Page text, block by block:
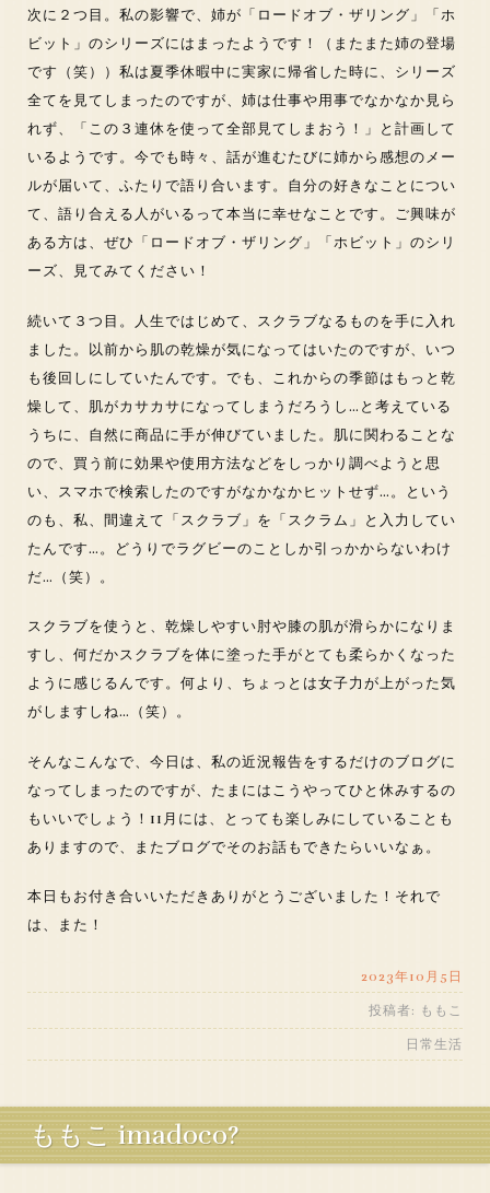
次に２つ目。私の影響で、姉が「ロードオブ・ザリング」「ホ
ビット」のシリーズにはまったようです！（またまた姉の登場
です（笑））私は夏季休暇中に実家に帰省した時に、シリーズ
全てを見てしまったのですが、姉は仕事や用事でなかなか見ら
れず、「この３連休を使って全部見てしまおう！」と計画して
いるようです。今でも時々、話が進むたびに姉から感想のメー
ルが届いて、ふたりで語り合います。自分の好きなことについ
て、語り合える人がいるって本当に幸せなことです。ご興味が
ある方は、ぜひ「ロードオブ・ザリング」「ホビット」のシリ
ーズ、見てみてください！
続いて３つ目。人生ではじめて、スクラブなるものを手に入れ
ました。以前から肌の乾燥が気になってはいたのですが、いつ
も後回しにしていたんです。でも、これからの季節はもっと乾
燥して、肌がカサカサになってしまうだろうし…と考えている
うちに、自然に商品に手が伸びていました。肌に関わることな
ので、買う前に効果や使用方法などをしっかり調べようと思
い、スマホで検索したのですがなかなかヒットせず…。という
のも、私、間違えて「スクラブ」を「スクラム」と入力してい
たんです…。どうりでラグビーのことしか引っかからないわけ
だ…（笑）。
スクラブを使うと、乾燥しやすい肘や膝の肌が滑らかになりま
すし、何だかスクラブを体に塗った手がとても柔らかくなった
ように感じるんです。何より、ちょっとは女子力が上がった気
がしますしね…（笑）。
そんなこんなで、今日は、私の近況報告をするだけのブログに
なってしまったのですが、たまにはこうやってひと休みするの
もいいでしょう！11月には、とっても楽しみにしていることも
ありますので、またブログでそのお話もできたらいいなぁ。
本日もお付き合いいただきありがとうございました！それで
は、また！
2023年10月5日
投稿者: ももこ
日常生活
ももこ imadoco?